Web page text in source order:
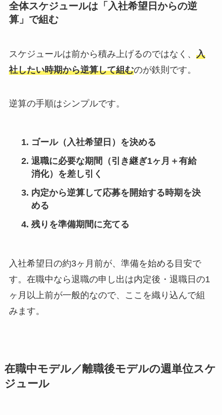
全体スケジュールは「入社希望日からの逆
算」で組む
スケジュールは前から積み上げるのではなく、 入
社したい時期から逆算して組むのが鉄則です。
逆算の手順はシンプルです。
ゴール（入社希望日）を決める
退職に必要な期間（引き継ぎ1ヶ月＋有給
消化）を差し引く
内定から逆算して応募を開始する時期を決
める
残りを準備期間に充てる
入社希望日の約3ヶ月前が、準備を始める目安で
す。在職中なら退職の申し出は内定後・退職日の1
ヶ月以上前が一般的なので、ここを織り込んで組
みます。
在職中モデル／離職後モデルの週単位スケ
ジュール